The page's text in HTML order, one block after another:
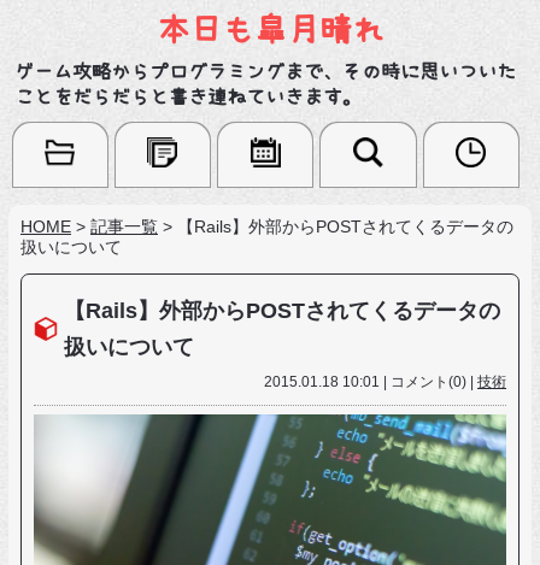
本日も皐月晴れ
ゲーム攻略からプログラミングまで、その時に思いついた
ことをだらだらと書き連ねていきます。
HOME > 記事一覧 >
【Rails】外部からPOSTされてくるデータの
扱いについて
【Rails】外部からPOSTされてくるデータの
扱いについて
2015.01.18 10:01 | コメント(0) | 技術